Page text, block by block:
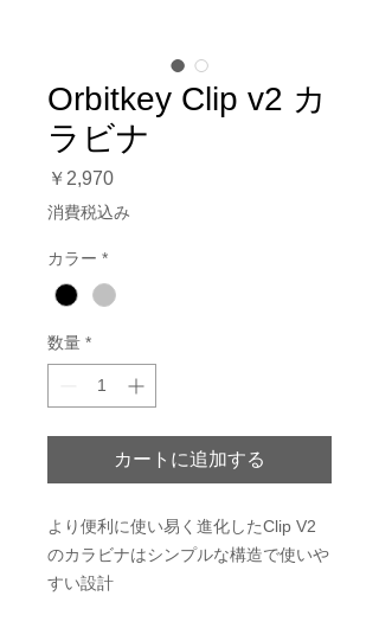
Orbitkey Clip v2 カ
ラビナ
￥2,970価
格
消費税込み
カラー *
数量 *
カートに追加する
より便利に使い易く進化したClip V2
のカラビナはシンプルな構造で使いや
すい設計